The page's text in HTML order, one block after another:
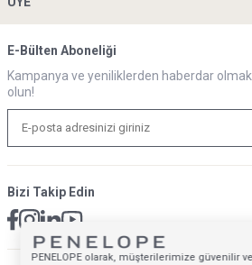
E-Bülten Aboneliği
Kampanya ve yeniliklerden haberdar
olun!
Bizi Takip Edin
PENELOPE olarak, müşterilerimize güvenilir